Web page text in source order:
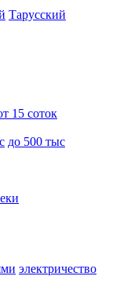
Тарусский
15 соток
до 500 тыс
электричество